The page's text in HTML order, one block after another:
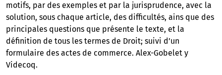
motifs, par des exemples et par la jurisprudence, avec la
solution, sous chaque article, des difficultés, ains que des
principales questions que présente le texte, et la
définition de tous les termes de Droit; suivi d’un
formulaire des actes de commerce. Alex-Gobelet y
Videcoq.